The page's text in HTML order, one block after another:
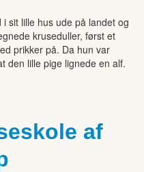
sit lille hus ude på landet og
kruseduller, først et
prikker på. Da hun var
den lille pige lignede en alf.
af